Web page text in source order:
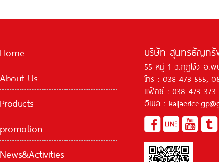
Home
About Us
Products
promotion
News&Activities
บริษัท สุนทรธัญทรั
55 หมู่ 1 ต.กุฏโง้ง อ.
โทร : 038-473-555,
แฟ๊กซ์ : 038-473-373
อีเมล :